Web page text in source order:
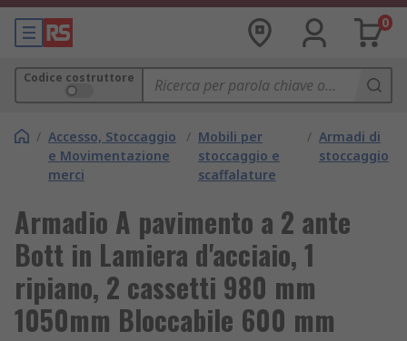
0
Codice costruttore
/ Accesso, Stoccaggio
e Movimentazione
merci
/ Mobili per
stoccaggio e
scaffalature
/ Armadi di
stoccaggio
Armadio A pavimento a 2 ante
Bott in Lamiera d'acciaio, 1
ripiano, 2 cassetti 980 mm
1050mm Bloccabile 600 mm